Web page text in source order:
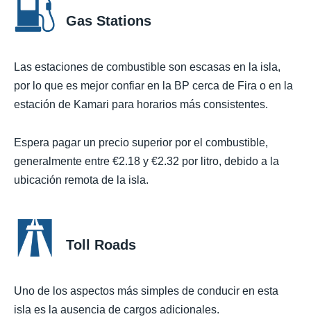
Gas Stations
Las estaciones de combustible son escasas en la isla,
por lo que es mejor confiar en la BP cerca de Fira o en la
estación de Kamari para horarios más consistentes.
Espera pagar un precio superior por el combustible,
generalmente entre €2.18 y €2.32 por litro, debido a la
ubicación remota de la isla.
Toll Roads
Uno de los aspectos más simples de conducir en esta
isla es la ausencia de cargos adicionales.